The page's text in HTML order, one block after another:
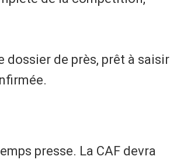
dossier de près, prêt à saisir
presse. La CAF devra